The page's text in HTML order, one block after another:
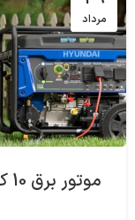
مرداد